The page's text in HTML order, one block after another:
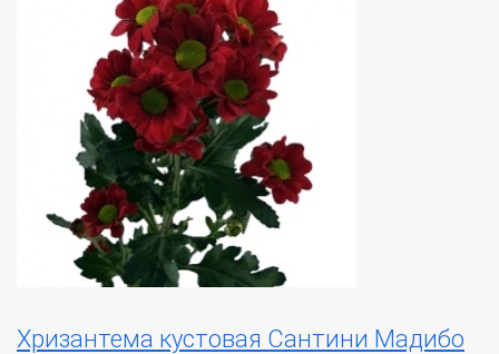
Хризантема кустовая Сантини Мадибо